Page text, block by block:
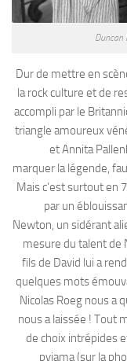
Duncan
Dur de mettre en
la rock culture et de
accompli par le
triangle amoureux
et Annita
marquer la légende,
Mais c’est surtout en
par un
Newton, un sidérant
mesure du talent de
fils de David lui a
quelques mots
Nicolas Roeg nous a
nous a laissée ! Tout
de choix intrépides
pyjama (sur la